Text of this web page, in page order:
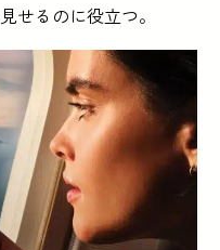
せるのに役立つ。